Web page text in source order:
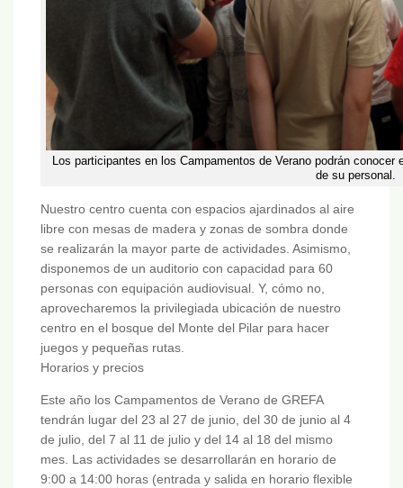
Los participantes en los Campamentos de Verano podrán
de su personal.
Nuestro centro cuenta con espacios ajardinados al aire
libre con mesas de madera y zonas de sombra donde
se realizarán la mayor parte de actividades. Asimismo,
disponemos de un auditorio con capacidad para 60
personas con equipación audiovisual. Y, cómo no,
aprovecharemos la privilegiada ubicación de nuestro
centro en el bosque del Monte del Pilar para hacer
juegos y pequeñas rutas.
Horarios y precios
Este año los Campamentos de Verano de GREFA
tendrán lugar del 23 al 27 de junio, del 30 de junio al 4
de julio, del 7 al 11 de julio y del 14 al 18 del mismo
mes. Las actividades se desarrollarán en horario de
9:00 a 14:00 horas (entrada y salida en horario flexible